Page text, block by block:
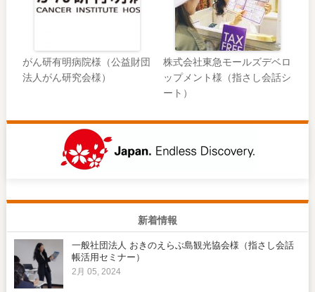
がん研有明病院様（公益財団
法人がん研究会様）
株式会社東急モールズデベロ
ップメント様（指さし会話シ
ート）
新着情報
一般社団法人 おきのえらぶ島観光協会様（指さし会話
帳活用セミナー）
2月 05, 2024